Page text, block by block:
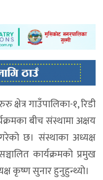
गाउँपालिका-१, रिडी
बीच संस्थामा अक्षय
छ। संस्थाका अध्यक्ष
कार्यक्रमको प्रमुख
कृष्ण सुनार हुनुहुन्थ्यो।